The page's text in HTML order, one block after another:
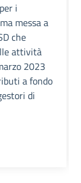
i
messa a
che
attività
2023
a fondo
di